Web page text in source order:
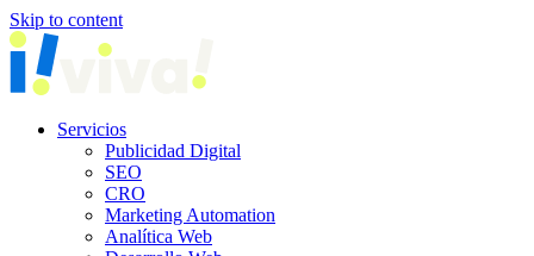
Skip to content
Servicios
Publicidad Digital
SEO
CRO
Marketing Automation
Analítica Web